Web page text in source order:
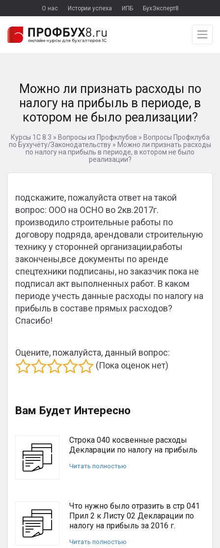
О нас Истории успеха ИПБ БухЭксперт8
Можно ли признать расходы по
налогу на прибыль в периоде, в
котором не было реализации?
Курсы 1С 8.3 » Вопросы из Профклубов » Вопросы Профклуба
по Бухучёту/Законодательству » Можно ли признать расходы
по налогу на прибыль в периоде, в котором не было
реализации?
подскажите, пожалуйста ответ на такой
вопрос: ООО на ОСНО во 2кв.2017г.
производило строительные работы по
договору подряда, арендовали строительную
технику у сторонней организации,работы
закончены,все документы по аренде
спецтехники подписаны, но заказчик пока не
подписал акт выполненных работ. В каком
периоде учесть данные расходы по налогу на
прибыль в составе прямых расходов?
Спасибо!
Оцените, пожалуйста, данный вопрос:
(Пока оценок нет)
Вам Будет Интересно
Строка 040 косвенные расходы
Декларации по налогу на прибыль
Читать полностью
Что нужно было отразить в стр 041
Прил 2 к Листу 02 Декларации по
налогу на прибыль за 2016 г.
Читать полностью